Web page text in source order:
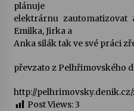
plánuje
elektrárnu
Emilka, Jirka a
Anka silák tak ve své práci
převzato z Pelhřimovského
http://
Post Views:3